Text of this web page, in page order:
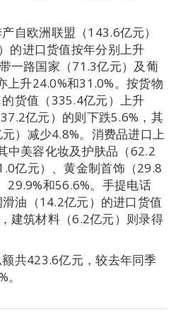
自欧洲联盟（143.6亿元）
的进口货值按年分别上升
一路国家（71.3亿元）及葡
上升24.0%和31.0%。按货物
货值（335.4亿元）上升
亿元）的则下跌5.6%，其
）减少4.8%。消费品进口上
中美容化妆及护肤品（62.2
亿元）、黄金制首饰（29.8
29.9%和56.6%。手提电话
滑油（14.2亿元）的进口货值
建筑材料（6.2亿元）则录得
共423.6亿元，较去年同季